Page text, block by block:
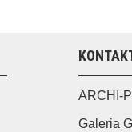
ARCHI-
Galeria